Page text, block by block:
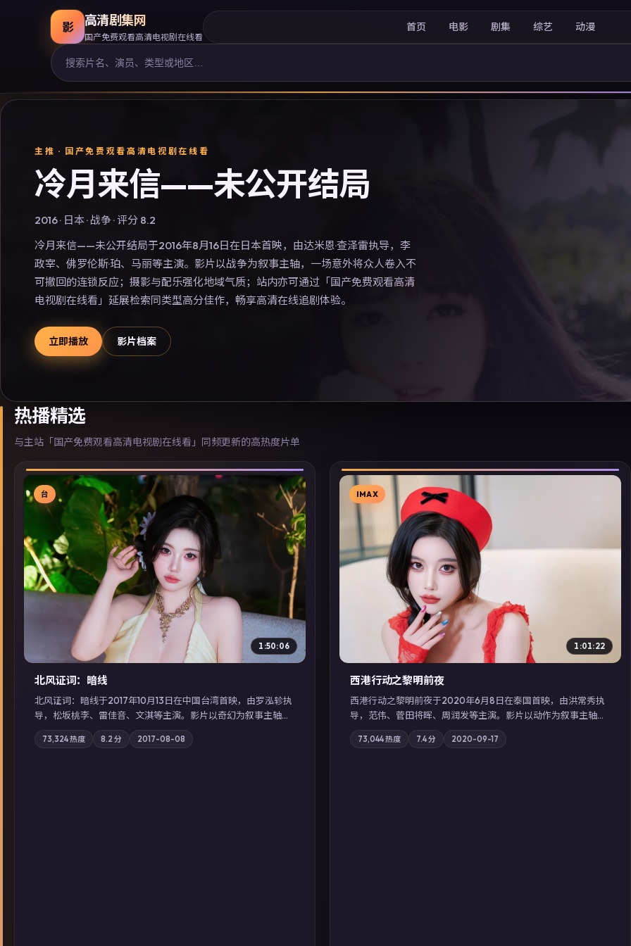
影 高清剧集网
国产免费观看高清电视剧在线看
首页 电影 剧集 综艺 动漫
主推 · 国产免费观看高清电视剧在线看
冷月来信——未公开结局
2016· 日本· 战争· 评分 8.2
冷月来信——未公开结局于2016年8月16日在日本首映，由达米恩·查泽雷执导，李
政宰、佛罗伦斯·珀、马丽等主演。影片以战争为叙事主轴，一场意外将众人卷入不
可撤回的连锁反应；摄影与配乐强化地域气质；站内亦可通过「国产免费观看高清
电视剧在线看」延展检索同类型高分佳作，畅享高清在线追剧体验。
立即播放 影片档案
热播精选
与主站「国产免费观看高清电视剧在线看」同频更新的高热度片单
▶
台
1:50:06
北风证词：暗线
北风证词：暗线于2017年10月13日在中国台湾首映，由罗泓轸执
导，松坂桃李、雷佳音、文淇等主演。影片以奇幻为叙事主轴，
旧案重提，真相与谎言在同一条时间线上交锋；摄影与配乐强化
地域气质；站内亦可通过「国产免费观看高清电视剧在线看」延
73,324热度 8.2 分 2017-08-08
▶
IMAX
1:01:22
西港行动之黎明前夜
西港行动之黎明前夜于2020年6月8日在泰国首映，由洪常秀执
导，范伟、菅田将晖、周润发等主演。影片以动作为叙事主轴，
亲情与职责必须在倒计时结束前做出抉择；摄影与配乐强化地域
气质；站内亦可通过「国产免费观看高清电视剧在线看」延展检
73,044热度 7.4分 2020-09-17